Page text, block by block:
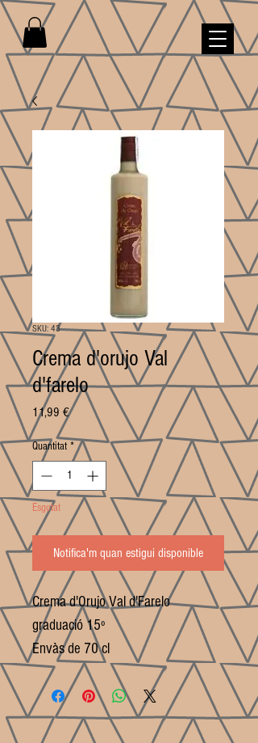
SKU: 43
Crema d'orujo Val
d'farelo
11,99 €Price
Quantitat *
Esgotat
Notifica'm quan estigui disponible
Crema d'Orujo Val d'Farelo
graduació 15º
Envàs de 70 cl